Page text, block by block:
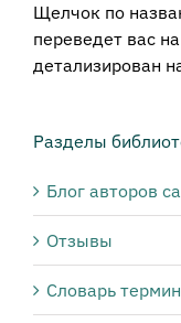
Щелчок по
переведет вас
детализирован
Разделы
Блог авторов
Отзывы
Словарь